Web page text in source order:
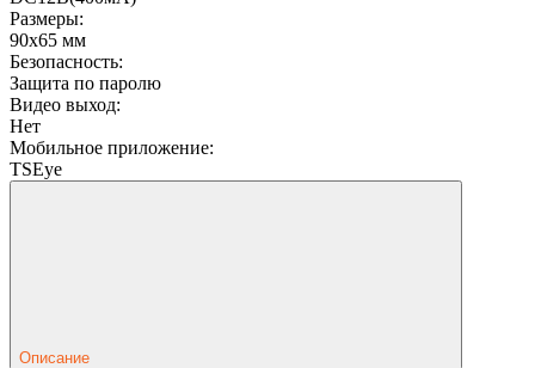
Размеры:
90х65 мм
Безопасность:
Защита по паролю
Видео выход:
Нет
Мобильное приложение:
TSEye
Описание